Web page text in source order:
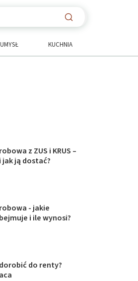
UMYSŁ KUCHNIA
z ZUS i KRUS –
jak ją dostać?
- jakie
i ile wynosi?
do renty?